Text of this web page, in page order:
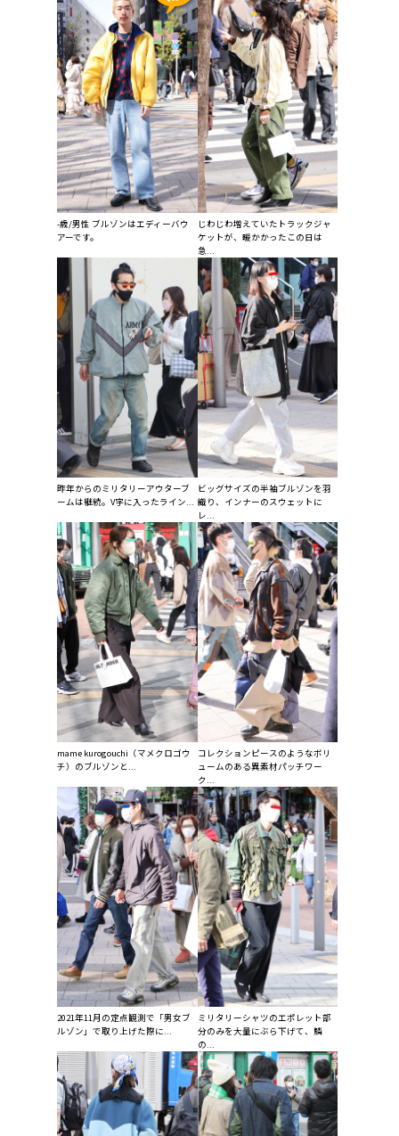
-歳/男性 ブルゾンはエディーバウ
アーです。
じわじわ増えていたトラックジャ
ケットが、暖かかったこの日は
急...
昨年からのミリタリーアウターブ
ームは継続。V字に入ったライン...
ビッグサイズの半袖ブルゾンを羽
織り、インナーのスウェットに
レ...
mame kurogouchi（マメクロゴウ
チ）のブルゾンと...
コレクションピースのようなボリ
ュームのある異素材パッチワー
ク...
2021年11月の定点観測で「男女ブ
ルゾン」で取り上げた際に...
ミリタリーシャツのエポレット部
分のみを大量にぶら下げて、鱗
の...